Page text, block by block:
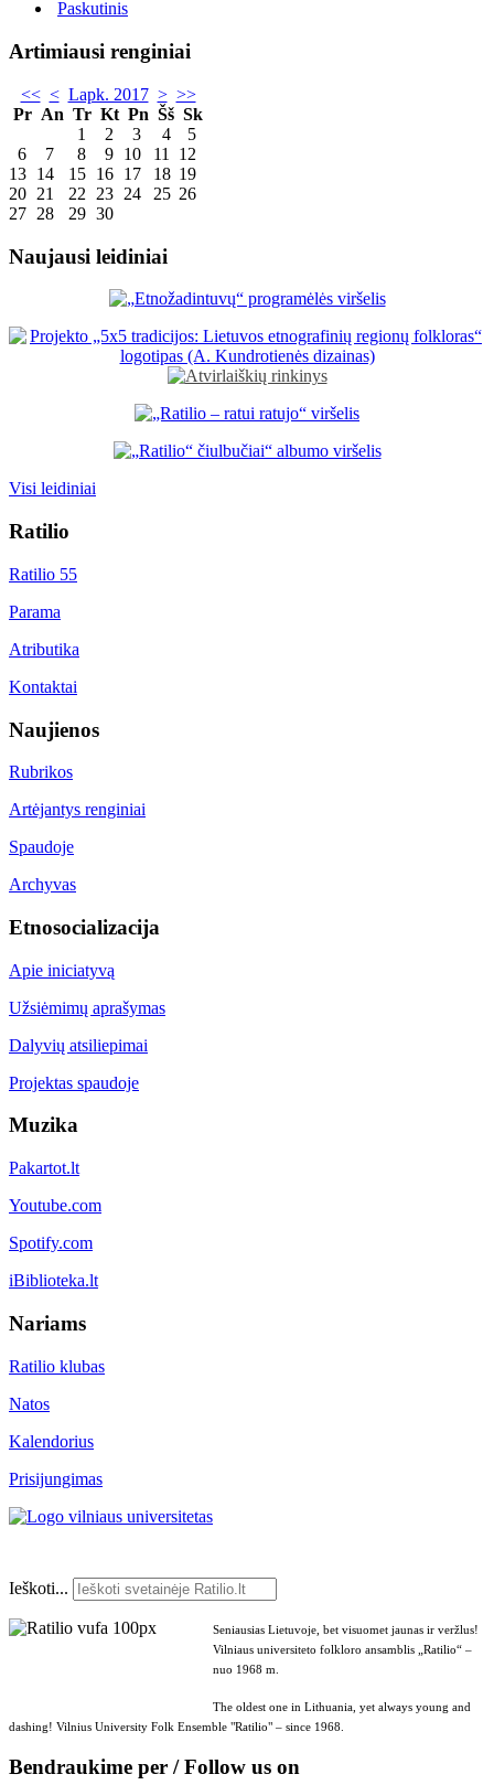
Paskutinis
Artimiausi renginiai
<< < Lapk. 2017 > >>
Pr An Tr Kt Pn Šš Sk
1
2 3 4
5
6
7 8 9 10 11
12
13 14 15 16 17 18 19
20 21 22 23 24 25 26
27 28 29 30
Naujausi leidiniai
Visi leidiniai
Ratilio
Ratilio 55
Parama
Atributika
Kontaktai
Naujienos
Rubrikos
Artėjantys renginiai
Spaudoje
Archyvas
Etnosocializacija
Apie iniciatyvą
Užsiėmimų aprašymas
Dalyvių atsiliepimai
Projektas spaudoje
Muzika
Pakartot.lt
Youtube.com
Spotify.com
iBiblioteka.lt
Nariams
Ratilio klubas
Natos
Kalendorius
Prisijungimas
Ieškoti...
Seniausias Lietuvoje, bet visuomet jaunas ir veržlus!
Vilniaus universiteto folkloro ansamblis „Ratilio“ –
nuo 1968 m.
The oldest one in Lithuania, yet always young and
dashing! Vilnius University Folk Ensemble "Ratilio" – since 1968.
Bendraukime per / Follow us on